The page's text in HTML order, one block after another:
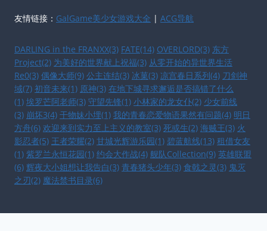
友情链接： GalGame美少女游戏大全 | ACG导航
DARLING in the FRANXX(3) FATE(14) OVERLORD(3) 东方
Project(2) 为美好的世界献上祝福(3) 从零开始的异世界生活
Re0(3) 偶像大师(9) 公主连结(3) 冰菓(3) 凉宫春日系列(4) 刀剑神
域(7) 初音未来(1) 原神(3) 在地下城寻求邂逅是否搞错了什么
(1) 埃罗芒阿老师(3) 守望先锋(1) 小林家的龙女仆(2) 少女前线
(3) 崩坏3(4) 干物妹小埋(1) 我的青春恋爱物语果然有问题(4) 明日
方舟(6) 欢迎来到实力至上主义的教室(3) 死或生(2) 海贼王(3) 火
影忍者(5) 王者荣耀(2) 甘城光辉游乐园(1) 碧蓝航线(13) 租借女友
(1) 紫罗兰永恒花园(1) 约会大作战(4) 舰队Collection(9) 英雄联盟
(6) 辉夜大小姐想让我告白(3) 青春猪头少年(3) 食戟之灵(3) 鬼灭
之刃(2) 魔法禁书目录(6)